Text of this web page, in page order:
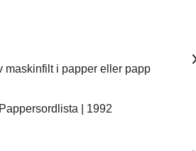
maskinfilt i papper eller papp
| 1992